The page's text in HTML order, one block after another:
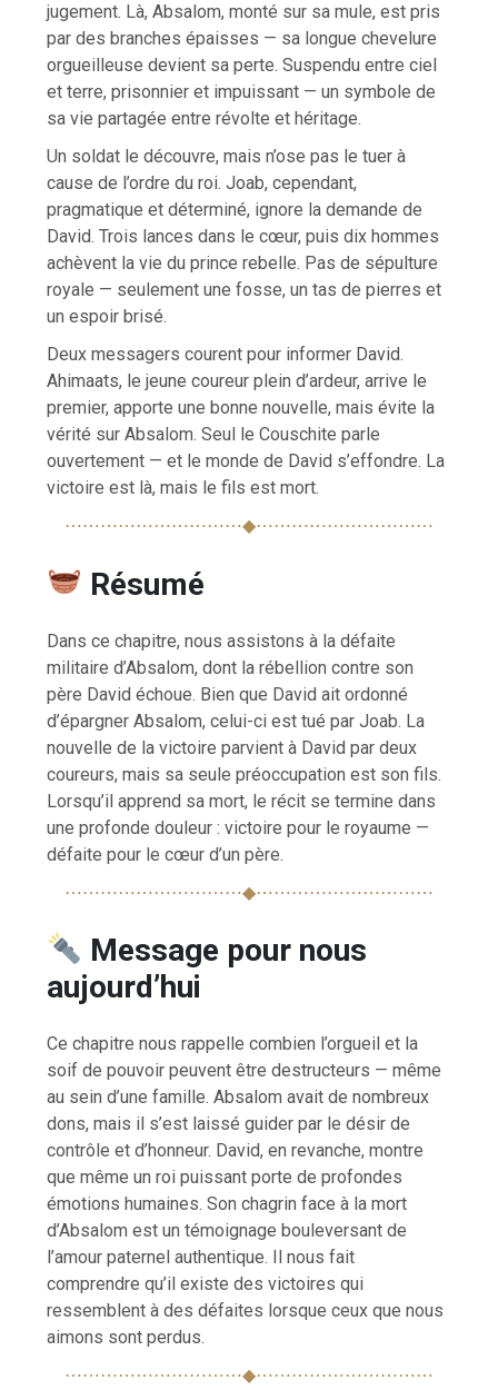
jugement. Là, Absalom, monté sur sa mule, est pris
par des branches épaisses — sa longue chevelure
orgueilleuse devient sa perte. Suspendu entre ciel
et terre, prisonnier et impuissant — un symbole de
sa vie partagée entre révolte et héritage.
Un soldat le découvre, mais n’ose pas le tuer à
cause de l’ordre du roi. Joab, cependant,
pragmatique et déterminé, ignore la demande de
David. Trois lances dans le cœur, puis dix hommes
achèvent la vie du prince rebelle. Pas de sépulture
royale — seulement une fosse, un tas de pierres et
un espoir brisé.
Deux messagers courent pour informer David.
Ahimaats, le jeune coureur plein d’ardeur, arrive le
premier, apporte une bonne nouvelle, mais évite la
vérité sur Absalom. Seul le Couschite parle
ouvertement — et le monde de David s’effondre. La
victoire est là, mais le fils est mort.
⋯⋯⋯⋯⋯⋯⋯⋯⋯⋯◆⋯⋯⋯⋯⋯⋯⋯⋯⋯⋯
Résumé
Dans ce chapitre, nous assistons à la défaite
militaire d’Absalom, dont la rébellion contre son
père David échoue. Bien que David ait ordonné
d’épargner Absalom, celui-ci est tué par Joab. La
nouvelle de la victoire parvient à David par deux
coureurs, mais sa seule préoccupation est son fils.
Lorsqu’il apprend sa mort, le récit se termine dans
une profonde douleur : victoire pour le royaume —
défaite pour le cœur d’un père.
⋯⋯⋯⋯⋯⋯⋯⋯⋯⋯◆⋯⋯⋯⋯⋯⋯⋯⋯⋯⋯
Message pour nous
aujourd’hui
Ce chapitre nous rappelle combien l’orgueil et la
soif de pouvoir peuvent être destructeurs — même
au sein d’une famille. Absalom avait de nombreux
dons, mais il s’est laissé guider par le désir de
contrôle et d’honneur. David, en revanche, montre
que même un roi puissant porte de profondes
émotions humaines. Son chagrin face à la mort
d’Absalom est un témoignage bouleversant de
l’amour paternel authentique. Il nous fait
comprendre qu’il existe des victoires qui
ressemblent à des défaites lorsque ceux que nous
aimons sont perdus.
⋯⋯⋯⋯⋯⋯⋯⋯⋯⋯◆⋯⋯⋯⋯⋯⋯⋯⋯⋯⋯